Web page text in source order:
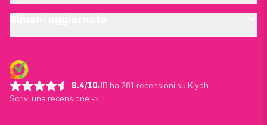
9.4/10JB ha 281 recensioni su Kiyoh
Scrivi una recensione ->